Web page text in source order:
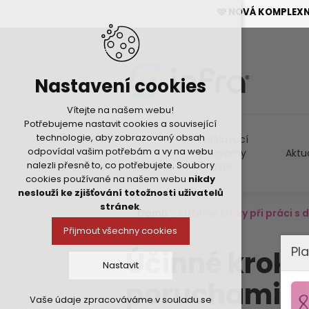
🩷 NOVÁ
Nastavení cookies
Vítejte na našem webu!
Potřebujeme nastavit cookies a související
technologie, aby zobrazovaný obsah
odpovídal vašim potřebám a vy na webu
nalezli přesně to, co potřebujete. Soubory
cookies používané na našem webu nikdy
neslouží ke zjišťování totožnosti uživatelů
stránek.
Přijmout všechny cookies
Nastavit
Vaše údaje zpracováváme v souladu se
Vzdělávací
programy
DVPP
Domů Účinné kroky při práci
Účinné
poruchami